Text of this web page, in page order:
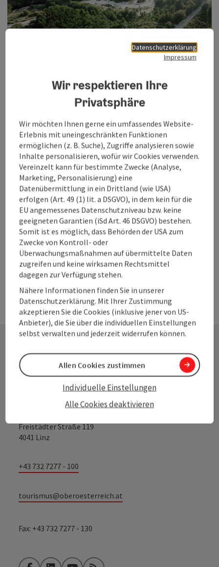
Nicht zuletzt gewinnen auch in der touristischen
Themenbereiche wie „Bodenversiegelung“,
„Energieverbrauch“, „Mobilität“ und „soziale
Nachhaltigkeit“ stark an Bedeutung und stellen auch für
Finanzierungsvorhaben oft eine kritische Größe dar.
Beispielsweise werden in den aktuellen Förderrichtlinien des
Bundes und Landes Oberösterreich Nachhaltigkeitskriterien
als Basis für die Fördervergabe mitherangezogen.
Insgesamt kann damit festgestellt werden, dass die
Rahmbedingungen für investive touristische (Neu-) Projekte
in den letzten Jahren schwieriger geworden sind. Steigende
Errichtungs- und Betriebskosten sowie sinkende
Vorhersagbarkeit erfordern mehr Flexibilität in der
Projektplanung.
Kontakt
Oberösterreich Tourismus GmbH
Freistädter Straße 119
4041 Linz
+43 732 7277 - 100
tourismus@oberoesterreich.at
Fax: +43 732 7277 - 130
Datenschutzerklärung
Impressum
Wir respektieren Ihre
Privatsphäre
Wir möchten Ihnen gerne ein umfassendes Website-
Erlebnis mit uneingeschränkten Funktionen
ermöglichen (z. B. Suche), Zugriffe analysieren sowie
Inhalte personalisieren, wofür wir Cookies verwenden.
Vereinzelt kann für bestimmte Zwecke (Analyse,
Marketing, Personalisierung) eine
Datenübermittlung in ein Drittland (wie USA)
erfolgen (Art. 49 (1) lit. a DSGVO), in dem kein für die
EU angemessenes Datenschutzniveau bzw. keine
geeigneten Garantien (iSd Art. 46 DSGVO) bestehen.
Somit ist es möglich, dass Behörden der USA zum
Zwecke von Kontroll- oder
Überwachungsmaßnahmen auf übermittelte Daten
zugreifen und keine wirksamen Rechtsmittel
dagegen zur Verfügung stehen.
Nähere Informationen finden Sie in unserer
Datenschutzerklärung. Mit Ihrer Zustimmung
akzeptieren Sie die Cookies (inklusive jener von US-
Anbieter), die Sie über die individuellen Einstellungen
selbst verwalten und jederzeit widerrufen können.
Alle Cookies deaktivieren
Individuelle Einstellungen
Allen Cookies zustimmen